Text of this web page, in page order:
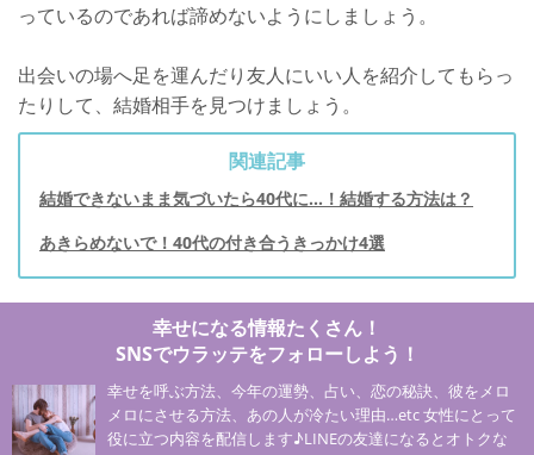
っているのであれば諦めないようにしましょう。
出会いの場へ足を運んだり友人にいい人を紹介してもらっ
たりして、結婚相手を見つけましょう。
関連記事
結婚できないまま気づいたら40代に…！結婚する方法は？
あきらめないで！40代の付き合うきっかけ4選
幸せになる情報たくさん！
SNSでウラッテをフォローしよう！
幸せを呼ぶ方法、今年の運勢、占い、恋の秘訣、彼をメロ
メロにさせる方法、あの人が冷たい理由…etc 女性にとって
役に立つ内容を配信します♪LINEの友達になるとオトクな